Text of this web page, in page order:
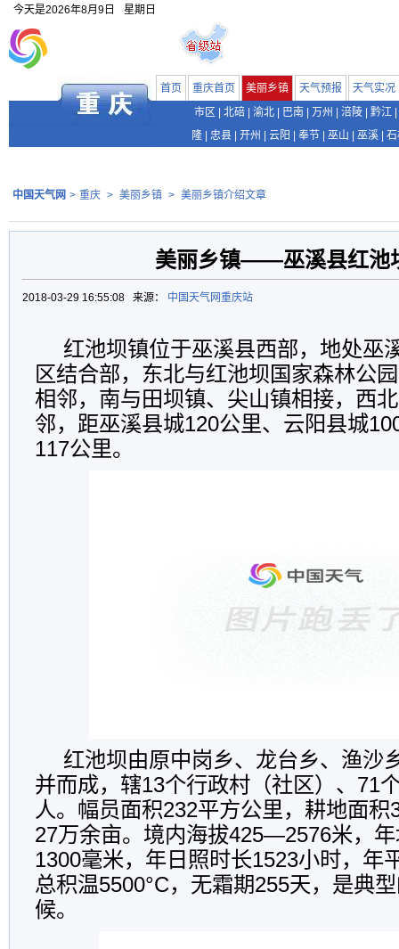
今天是2026年8月9日 星期日
首页 重庆首页 美丽乡镇 天气预报
天气实况
市区
北碚 渝北 巴南 万州 涪陵 黔江
隆
忠县 开州 云阳 奉节 巫山 巫溪
中国天气网 > 重庆 > 美丽乡镇 > 美丽乡镇介绍文章
美丽乡镇——巫溪县红池
2018-03-29 16:55:08 来源： 中国天气网重庆站
红池坝镇位于巫溪县西部，地处巫
区结合部，东北与红池坝国家森林公
相邻，南与田坝镇、尖山镇相接，西
邻，距巫溪县城120公里、云阳县城
117公里。
红池坝由原中岗乡、龙台乡、渔沙
并而成，辖13个行政村（社区）、71
人。幅员面积232平方公里，耕地面
27万余亩。境内海拔425—2576米，
1300毫米，年日照时长1523小时，年
总积温5500°C，无霜期255天，是典
候。